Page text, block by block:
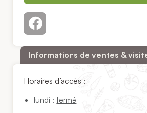
Informations de ventes &
Horaires d’accès :
lundi :fermé